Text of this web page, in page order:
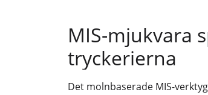
MIS-mjukvara
tryckerierna
Det molnbaserade MIS-